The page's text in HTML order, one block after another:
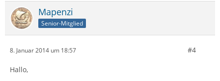
Mapenzi
Senior-Mitglied
8. Januar 2014 um 18:57 #4
Hallo,